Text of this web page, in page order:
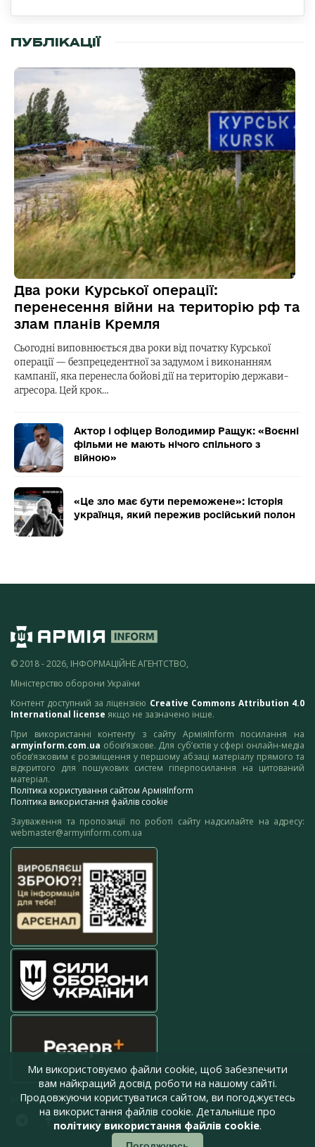
ПУБЛІКАЦІЇ
Два роки Курської операції:
перенесення війни на територію рф та
злам планів Кремля
Сьогодні виповнюється два роки від початку Курської
операції — безпрецедентної за задумом і виконанням
кампанії, яка перенесла бойові дії на територію держави-
агресора. Цей крок…
Актор і офіцер Володимир Ращук: «Воєнні
фільми не мають нічого спільного з
війною»
«Це зло має бути переможене»: історія
українця, який пережив російський полон
© 2018 - 2026, ІНФОРМАЦІЙНЕ АГЕНТСТВО,
Міністерство оборони України
Контент доступний за ліцензією Creative Commons Attribution 4.0
International license якщо не зазначено інше.
При використанні контенту з сайту АрміяInform посилання на
armyinform.com.ua обов’язкове. Для суб’єктів у сфері онлайн-медіа
обов’язковим є розміщення у першому абзаці матеріалу прямого та
відкритого для пошукових систем гіперпосилання на цитований
матеріал.
Політика користування сайтом АрміяInform
Політика використання файлів cookie
Зауваження та пропозиції по роботі сайту надсилайте на адресу:
webmaster@armyinform.com.ua
press@armyinform.com.ua
Ми використовуємо файли cookie, щоб забезпечити
вам найкращий досвід роботи на нашому сайті.
Продовжуючи користуватися сайтом, ви погоджуєтесь
на використання файлів cookie. Детальніше про
політику використання файлів cookie.